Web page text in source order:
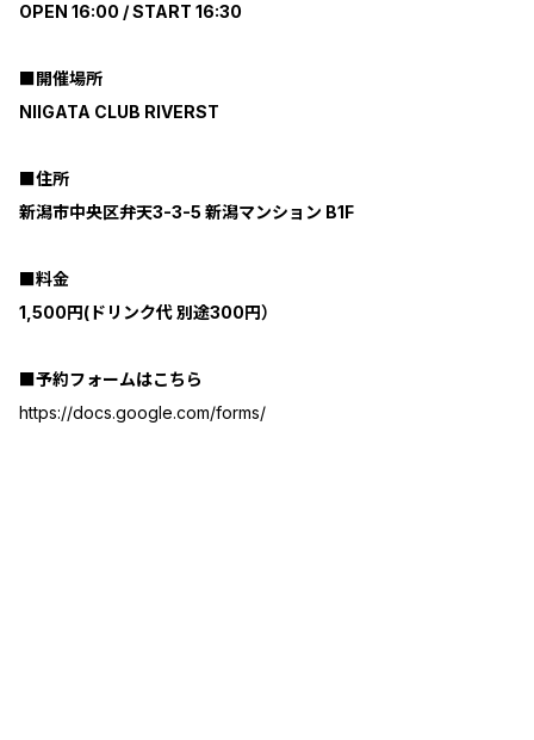
OPEN 16:00 / START 16:30
■開催場所
NIIGATA CLUB RIVERST
■住所
新潟市中央区弁天3-3-5 新潟マンション B1F
■料金
1,500円(ドリンク代 別途300円）
■予約フォームはこちら
https://docs.google.com/forms/